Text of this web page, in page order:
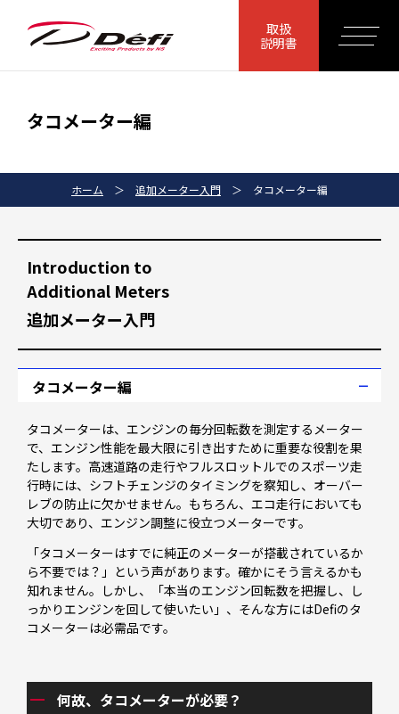
取扱
説明書
タコメーター編
ホーム ＞ 追加メーター入門 ＞ タコメーター編
Introduction to
Additional Meters
追加メーター入門
タコメーター編
タコメーターは、エンジンの毎分回転数を測定するメーター
で、エンジン性能を最大限に引き出すために重要な役割を果
たします。高速道路の走行やフルスロットルでのスポーツ走
行時には、シフトチェンジのタイミングを察知し、オーバー
レブの防止に欠かせません。もちろん、エコ走行においても
大切であり、エンジン調整に役立つメーターです。
「タコメーターはすでに純正のメーターが搭載されているか
ら不要では？」という声があります。確かにそう言えるかも
知れません。しかし、「本当のエンジン回転数を把握し、し
っかりエンジンを回して使いたい」、そんな方にはDefiのタ
コメーターは必需品です。
何故、タコメーターが必要？